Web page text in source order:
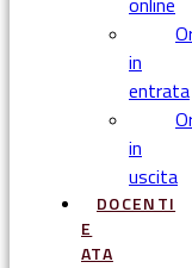
in
entrata
in
uscita
DOCENTI
E
ATA